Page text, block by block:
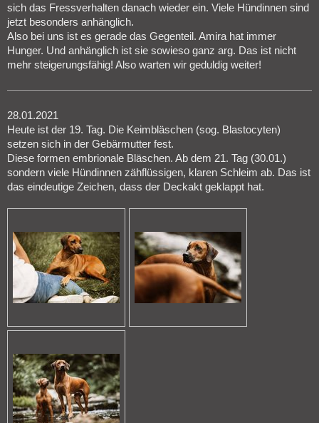
sich das Fressverhalten danach wieder ein. Viele Hündinnen sind
jetzt besonders anhänglich.
Also bei uns ist es gerade das Gegenteil. Amira hat immer
Hunger. Und anhänglich ist sie sowieso ganz arg. Das ist nicht
mehr steigerungsfähig! Also warten wir geduldig weiter!
28.01.2021
Heute ist der 19. Tag. Die Keimbläschen (sog. Blastocyten)
setzen sich in der Gebärmutter fest.
Diese formen embrionale Bläschen. Ab dem 21. Tag (30.01.)
sondern viele Hündinnen zähflüssigen, klaren Schleim ab. Das ist
das eindeutige Zeichen, dass der Deckakt geklappt hat.